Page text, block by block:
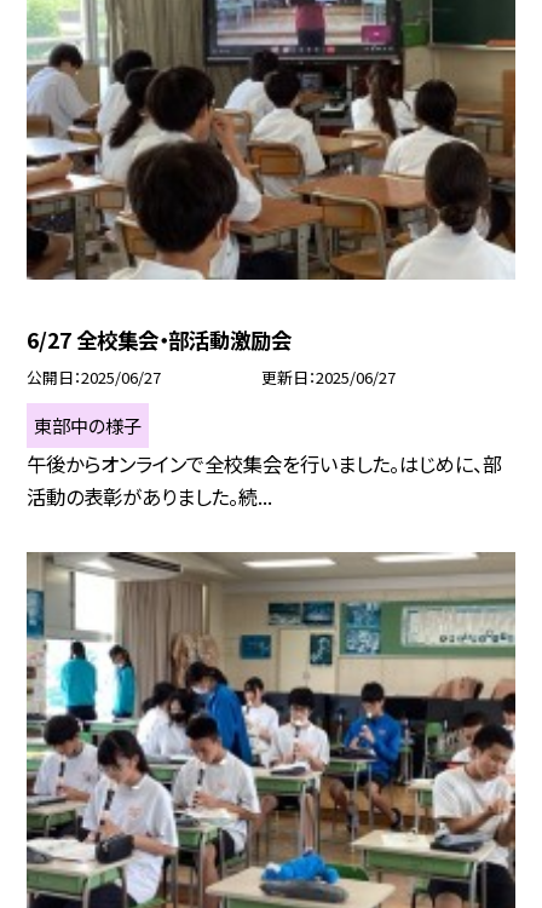
6/27 全校集会・部活動激励会
公開日 2025/06/27 更新日 2025/06/27
東部中の様子
午後からオンラインで全校集会を行いました。はじめに、部
活動の表彰がありました。続...